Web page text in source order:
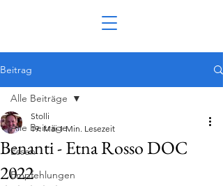
Beitrag
Alle Beiträge
Essen
Empfehlungen
Alle Beiträge
Benanti - Etna Rosso DOC
2022
Stolli
19. Mai 1 Min. Lesezeit